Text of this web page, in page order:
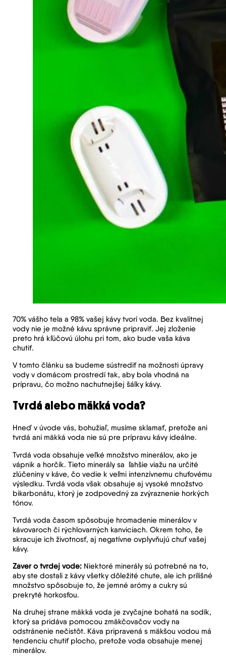
70% vášho tela a 98% vašej kávy tvorí voda. Bez kvalitnej
vody nie je možné kávu správne pripraviť. Jej zloženie
preto hrá kľúčovú úlohu pri tom, ako bude vaša káva
chutiť.
V tomto článku sa budeme sústrediť na možnosti úpravy
vody v domácom prostredí tak, aby bola vhodná na
prípravu, čo možno nachutnejšej šálky kávy.
Tvrdá alebo mäkká voda?
Hneď v úvode vás, bohužiaľ, musíme sklamať, pretože ani
tvrdá ani mäkká voda nie sú pre prípravu kávy ideálne.
Tvrdá voda obsahuje veľké množstvo minerálov, ako je
vápnik a horčík. Tieto minerály sa ľahšie viažu na určité
zlúčeniny v káve, čo vedie k veľmi intenzívnemu chuťovému
výsledku. Tvrdá voda však obsahuje aj vysoké množstvo
bikarbonátu, ktorý je zodpovedný za zvýraznenie horkých
tónov.
Tvrdá voda časom spôsobuje hromadenie minerálov v
kávovaroch či rýchlovarných kanviciach. Okrem toho, že
skracuje ich životnosť, aj negatívne ovplyvňujú chuť vašej
kávy.
Záver o tvrdej vode: Niektoré minerály sú potrebné na to,
aby ste dostali z kávy všetky dôležité chute, ale ich prílišné
množstvo spôsobuje to, že jemné arómy a cukry sú
prekryté horkosťou.
Na druhej strane mäkká voda je zvyčajne bohatá na sodík,
ktorý sa pridáva pomocou zmäkčovačov vody na
odstránenie nečistôt. Káva pripravená s mäkšou vodou má
tendenciu chutiť plocho, pretože voda obsahuje menej
minerálov.